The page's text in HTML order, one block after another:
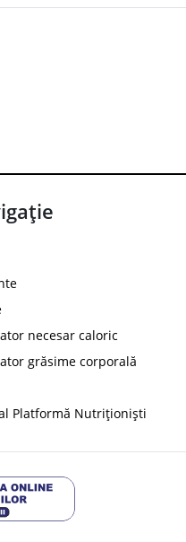
necesar caloric
grăsime corporală
Platformă Nutriționiști